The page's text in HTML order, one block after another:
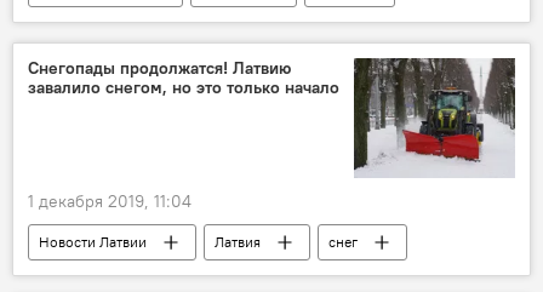
Санкт-Петербург
дирижер
Снегопады продолжатся! Латвию
завалило снегом, но это только начало
1 декабря 2019, 11:04
Новости Латвии Латвия снег